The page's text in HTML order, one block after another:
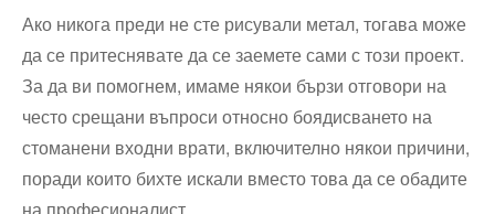
Ако никога преди не сте рисували метал, тогава може
да се притеснявате да се заемете сами с този проект.
За да ви помогнем, имаме някои бързи отговори на
често срещани въпроси относно боядисването на
стоманени входни врати, включително някои причини,
поради които бихте искали вместо това да се обадите